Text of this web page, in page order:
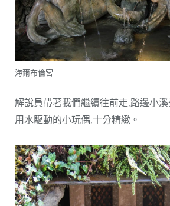
海爾布倫宮
解說員帶著我們繼續往前走,路邊小
用水驅動的小玩偶,十分精緻。